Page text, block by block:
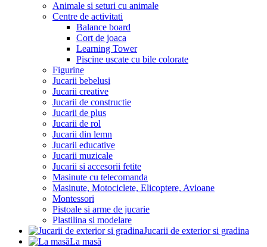
Animale si seturi cu animale
Centre de activitati
Balance board
Cort de joaca
Learning Tower
Piscine uscate cu bile colorate
Figurine
Jucarii bebelusi
Jucarii creative
Jucarii de constructie
Jucarii de plus
Jucarii de rol
Jucarii din lemn
Jucarii educative
Jucarii muzicale
Jucarii si accesorii fetite
Masinute cu telecomanda
Masinute, Motociclete, Elicoptere, Avioane
Montessori
Pistoale si arme de jucarie
Plastilina si modelare
Jucarii de exterior si gradina
La masă